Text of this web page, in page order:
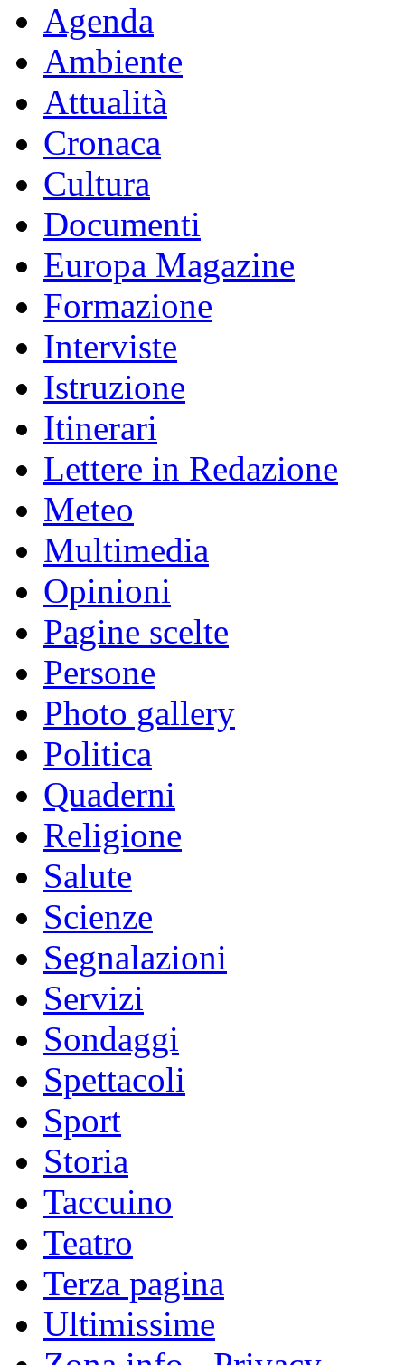
Agenda
Ambiente
Attualità
Cronaca
Cultura
Documenti
Europa Magazine
Formazione
Interviste
Istruzione
Itinerari
Lettere in Redazione
Meteo
Multimedia
Opinioni
Pagine scelte
Persone
Photo gallery
Politica
Quaderni
Religione
Salute
Scienze
Segnalazioni
Servizi
Sondaggi
Spettacoli
Sport
Storia
Taccuino
Teatro
Terza pagina
Ultimissime